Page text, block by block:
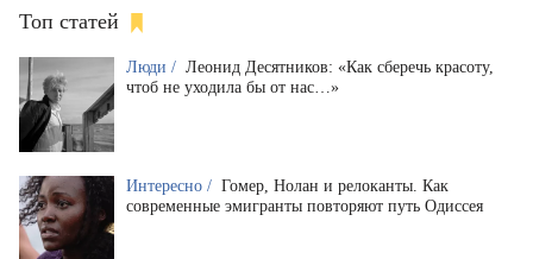
Топ статей
Люди / Леонид Десятников: «Как сберечь красоту,
чтоб не уходила бы от нас…»
Интересно / Гомер, Нолан и релоканты. Как
современные эмигранты повторяют путь Одиссея